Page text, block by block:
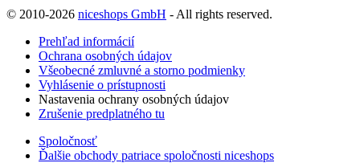
© 2010-2026 niceshops GmbH - All rights reserved.
Prehľad informácií
Ochrana osobných údajov
Všeobecné zmluvné a storno podmienky
Vyhlásenie o prístupnosti
Nastavenia ochrany osobných údajov
Zrušenie predplatného tu
Spoločnosť
Ďalšie obchody patriace spoločnosti niceshops